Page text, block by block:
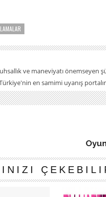
ve maneviyatı önemseyen
en samimi uyanış